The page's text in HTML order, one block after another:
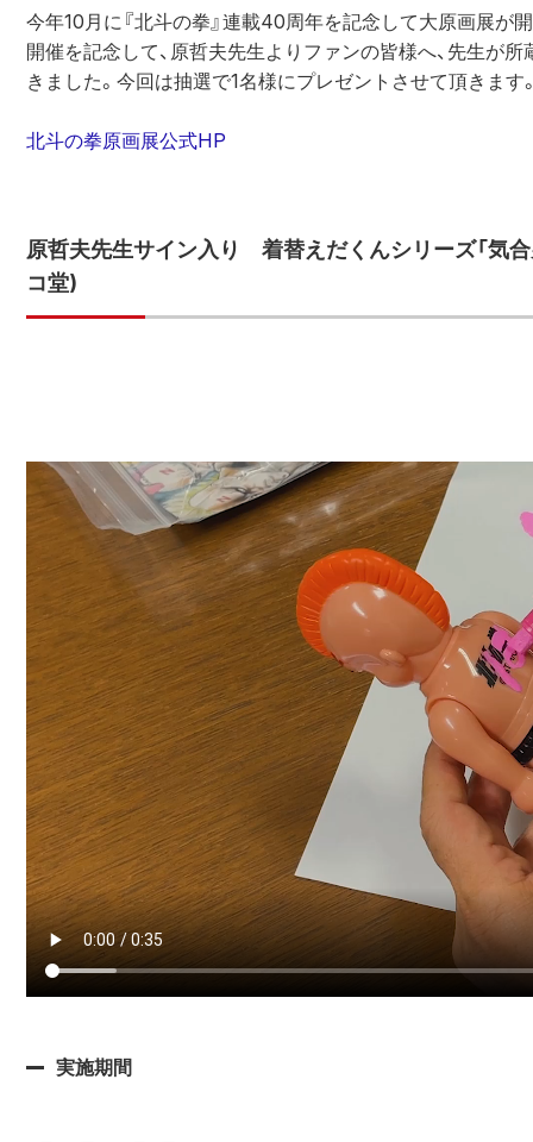
今年10月に『北斗の拳』連載40周年を記念して大原画展が開
開催を記念して、原哲夫先生よりファンの皆様へ、先生が
きました。今回は抽選で1名様にプレゼントさせて頂きます
北斗の拳原画展公式HP
原哲夫先生サイン入り　着替えだくんシリーズ「気
コ堂)
実施期間